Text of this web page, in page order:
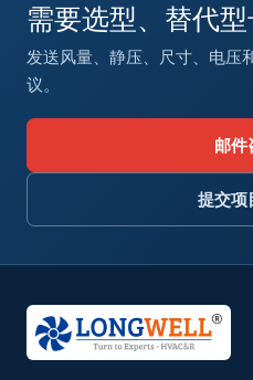
需要选型、替代
发送风量、静压、尺寸、电压
议。
邮件
提交项